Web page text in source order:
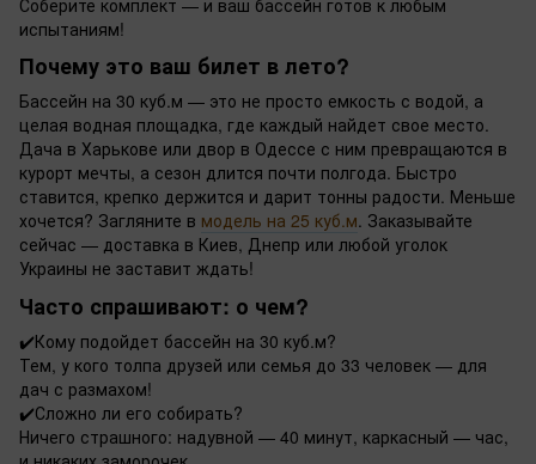
испытаниям!
Почему это ваш билет в лето?
Бассейн на 30 куб.м — это не просто емкость с водой, а
целая водная площадка, где каждый найдет свое место.
Дача в Харькове или двор в Одессе с ним превращаются в
курорт мечты, а сезон длится почти полгода. Быстро
ставится, крепко держится и дарит тонны радости. Меньше
хочется? Загляните в модель на 25 куб.м. Заказывайте
сейчас — доставка в Киев, Днепр или любой уголок
Украины не заставит ждать!
Часто спрашивают: о чем?
✔️Кому подойдет бассейн на 30 куб.м?
Тем, у кого толпа друзей или семья до 33 человек — для
дач с размахом!
✔️Сложно ли его собирать?
Ничего страшного: надувной — 40 минут, каркасный — час,